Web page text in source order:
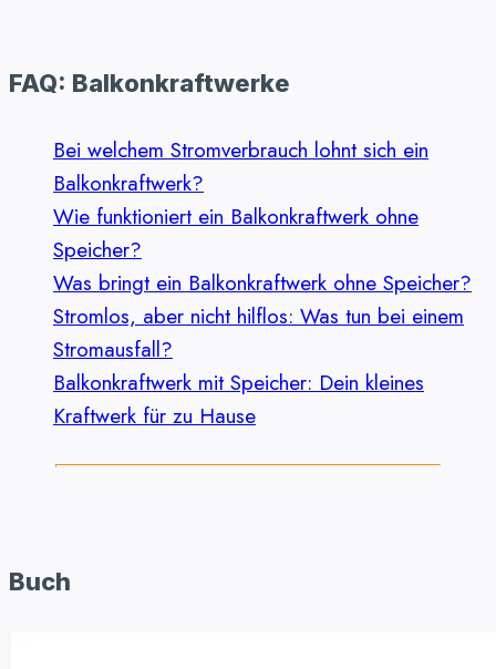
FAQ: Balkonkraftwerke
Bei welchem Stromverbrauch lohnt sich ein
Balkonkraftwerk?
Wie funktioniert ein Balkonkraftwerk ohne
Speicher?
Was bringt ein Balkonkraftwerk ohne Speicher?
Stromlos, aber nicht hilflos: Was tun bei einem
Stromausfall?
Balkonkraftwerk mit Speicher: Dein kleines
Kraftwerk für zu Hause
Buch